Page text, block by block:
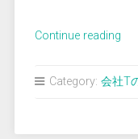
Continue reading“＜
占
役
Category: 会社T